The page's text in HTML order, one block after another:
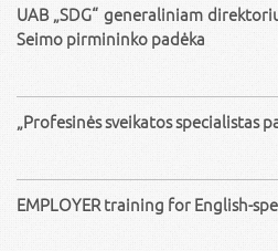
UAB „SDG“ generaliniam
Seimo pirmininko padėka
„Profesinės sveikatos specialistas
EMPLOYER training for English-